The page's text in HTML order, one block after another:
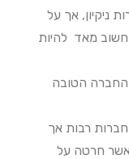
ניקיון, אך על
מאד להיות
הטובה
רבות אך
חרטה על